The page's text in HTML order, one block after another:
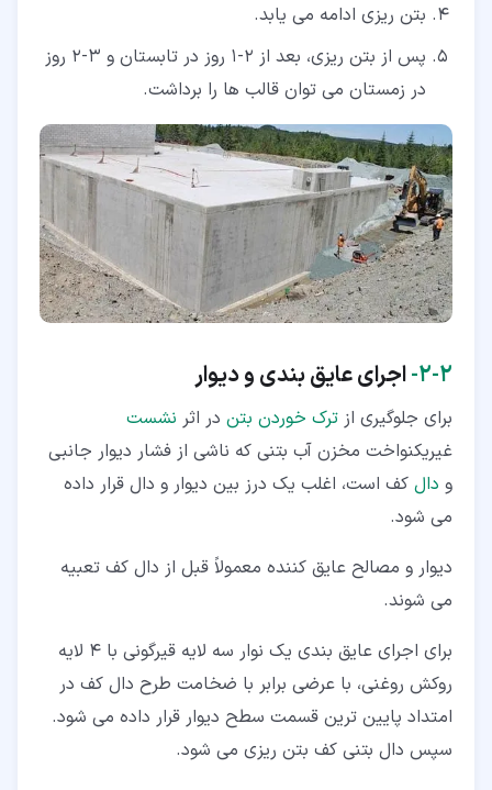
بتن ریزی ادامه می یابد.
پس از بتن ریزی، بعد از 2-1 روز در تابستان و 3-2 روز
در زمستان می توان قالب ها را برداشت.
۲‏-‏۲‏- اجرای عایق بندی و دیوار
برای جلوگیری از ترک خوردن بتن در اثر نشست
غیریکنواخت مخزن آب بتنی که ناشی از فشار دیوار جانبی
و دال کف است، اغلب یک درز بین دیوار و دال قرار داده
می شود.
دیوار و مصالح عایق کننده معمولاً قبل از دال کف تعبیه
می شوند.
برای اجرای عایق بندی یک نوار سه لایه قیرگونی با 4 لایه
روکش روغنی، با عرضی برابر با ضخامت طرح دال کف در
امتداد پایین ترین قسمت سطح دیوار قرار داده می شود.
سپس دال بتنی کف بتن ریزی می شود.